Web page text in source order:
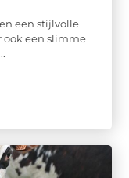
een stijlvolle
ook een slimme